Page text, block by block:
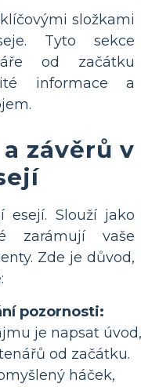
složkami
Tyto sekce
od začátku
informace a
závěrů v
esejí. Slouží jako
zarámují vaše
Zde je důvod,
pozornosti:
je napsat úvod,
od začátku.
háček,